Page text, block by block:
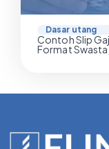
Dasar utang
Contoh Slip
Format